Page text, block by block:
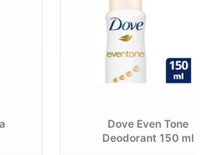
Dove Even Tone
Deodorant 150 ml